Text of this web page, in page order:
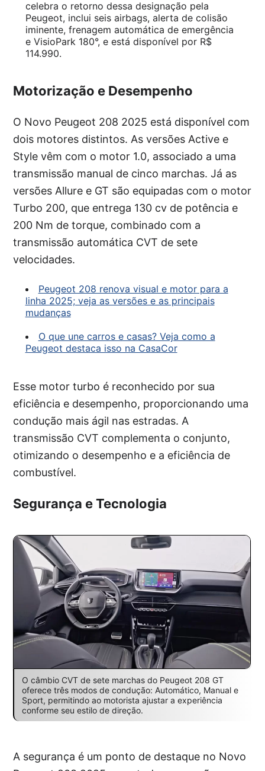
celebra o retorno dessa designação pela
Peugeot, inclui seis airbags, alerta de colisão
iminente, frenagem automática de emergência
e VisioPark 180°, e está disponível por R$
114.990.
Motorização e Desempenho
O Novo Peugeot 208 2025 está disponível com
dois motores distintos. As versões Active e
Style vêm com o motor 1.0, associado a uma
transmissão manual de cinco marchas. Já as
versões Allure e GT são equipadas com o motor
Turbo 200, que entrega 130 cv de potência e
200 Nm de torque, combinado com a
transmissão automática CVT de sete
velocidades.
Peugeot 208 renova visual e motor para a
linha 2025; veja as versões e as principais
mudanças
O que une carros e casas? Veja como a
Peugeot destaca isso na CasaCor
Esse motor turbo é reconhecido por sua
eficiência e desempenho, proporcionando uma
condução mais ágil nas estradas. A
transmissão CVT complementa o conjunto,
otimizando o desempenho e a eficiência de
combustível.
Segurança e Tecnologia
O câmbio CVT de sete marchas do Peugeot 208 GT
oferece três modos de condução: Automático, Manual e
Sport, permitindo ao motorista ajustar a experiência
conforme seu estilo de direção.
A segurança é um ponto de destaque no Novo